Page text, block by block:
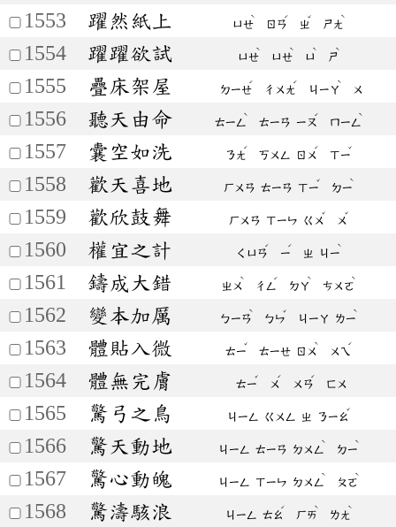
1553 躍然紙上 ㄩㄝ
ˋ
ㄖㄢ
ˊ
ㄓ
ˇ
ㄕㄤ
ˋ
1554 躍躍欲試 ㄩㄝ
ˋ
ㄩㄝ
ˋ
ㄩ
ˋ
ㄕ
ˋ
1555 疊床架屋 ㄉㄧㄝ
ˊ
ㄔㄨㄤ
ˊ
ㄐㄧㄚ
ˋ
ㄨ
1556 聽天由命 ㄊㄧㄥ
ˋ
ㄊㄧㄢ ㄧㄡ
ˊ
ㄇㄧㄥ
ˋ
1557 囊空如洗 ㄋㄤ
ˊ
ㄎㄨㄥ ㄖㄨ
ˊ
ㄒㄧ
ˇ
1558 歡天喜地 ㄏㄨㄢ ㄊㄧㄢ ㄒㄧ
ˇ
ㄉㄧ
ˋ
1559 歡欣鼓舞 ㄏㄨㄢ ㄒㄧㄣ ㄍㄨ
ˇ
ㄨ
ˇ
1560 權宜之計 ㄑㄩㄢ
ˊ
ㄧ
ˊ
ㄓ ㄐㄧ
ˋ
1561 鑄成大錯 ㄓㄨ
ˋ
ㄔㄥ
ˊ
ㄉㄚ
ˋ
ㄘㄨㄛ
ˋ
1562 變本加厲 ㄅㄧㄢ
ˋ
ㄅㄣ
ˇ
ㄐㄧㄚ ㄌㄧ
ˋ
1563 體貼入微 ㄊㄧ
ˇ
ㄊㄧㄝ ㄖㄨ
ˋ
ㄨㄟ
ˊ
1564 體無完膚 ㄊㄧ
ˇ
ㄨ
ˊ
ㄨㄢ
ˊ
ㄈㄨ
1565 驚弓之鳥 ㄐㄧㄥ ㄍㄨㄥ ㄓ ㄋㄧㄠ
ˇ
1566 驚天動地 ㄐㄧㄥ ㄊㄧㄢ ㄉㄨㄥ
ˋ
ㄉㄧ
ˋ
1567 驚心動魄 ㄐㄧㄥ ㄒㄧㄣ ㄉㄨㄥ
ˋ
ㄆㄛ
ˋ
1568 驚濤駭浪 ㄐㄧㄥ ㄊㄠ
ˊ
ㄏㄞ
ˋ
ㄌㄤ
ˋ